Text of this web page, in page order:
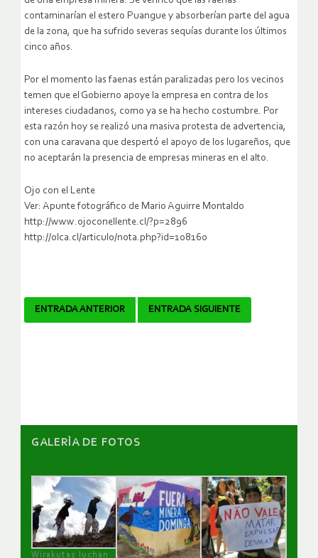
contaminarían el estero Puangue y absorberían parte del agua
de la zona, que ha sufrido severas sequías durante los últimos
cinco años.
Por el momento las faenas están paralizadas pero los vecinos
temen que el Gobierno apoye la empresa en contra de los
intereses ciudadanos, como ya se ha hecho costumbre. Por
esta razón hoy se realizó una masiva protesta de advertencia,
con una caravana que despertó el apoyo de los lugareños, que
no aceptarán la presencia de empresas mineras en el alto.
Ojo con el Lente
Ver: Apunte fotográfico de Mario Aguirre Montaldo
http://www.ojoconellente.cl/?p=2896
http://olca.cl/articulo/nota.php?id=108160
Navegador
ENTRADA ANTERIOR ENTRADA SIGUIENTE
GALERÌA DE FOTOS
Wirakutas luchan